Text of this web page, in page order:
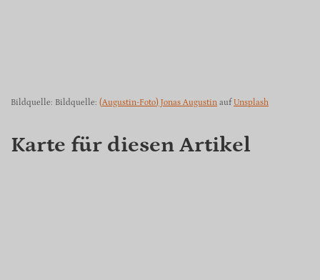
Bildquelle: Bildquelle: (Augustin-Foto) Jonas Augustin auf Unsplash
Karte für diesen Artikel